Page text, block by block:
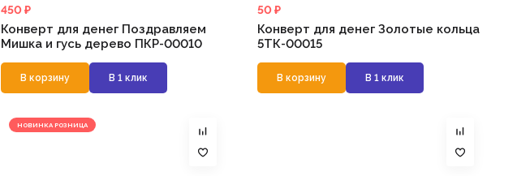
450 ₽
Конверт для денег Поздравляем
Мишка и гусь дерево ПКР-00010
В корзину В 1 клик
50 ₽
Конверт для денег Золотые кольца
5ТК-00015
В корзину В 1 клик
НОВИНКА РОЗНИЦА